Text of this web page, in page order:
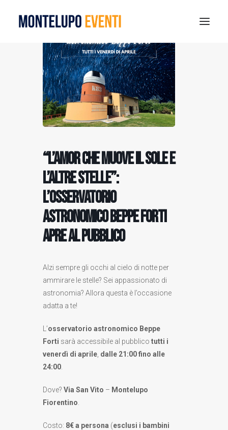
MONTELUPO SPORT DAYS 2026
ESTATE A MONTELUPO
VISIT MONTELUPO
DOVE MANGIARE
RICERCA
“L’amor che muove il sole e
l’altre stelle”:
l’osservatorio
astronomico Beppe Forti
apre al pubblico
Alzi sempre gli occhi al cielo di notte per
ammirare le stelle? Sei appassionato di
astronomia? Allora questa è l’occasione
adatta a te!
L’osservatorio astronomico Beppe
Forti sarà accessibile al pubblico tutti i
venerdì di aprile dalle 21:00 fino alle
24:00
Dove? Via San Vito – Montelupo
Fiorentino
Costo: 8€ a persona (esclusi i bambini